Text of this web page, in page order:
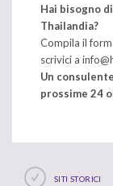
Hai bisogno
Thailandia?
Compila il
scrivici a
Un
prossime 24
SITI STORICI